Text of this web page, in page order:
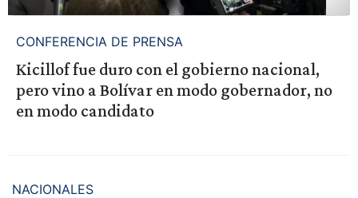
CONFERENCIA DE PRENSA
Kicillof fue duro con el gobierno nacional,
pero vino a Bolívar en modo gobernador, no
en modo candidato
NACIONALES